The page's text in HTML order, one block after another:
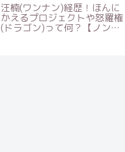
軟式globeパークマンサーの現
在が衝撃wカツラをカミング
アウトして結婚は？